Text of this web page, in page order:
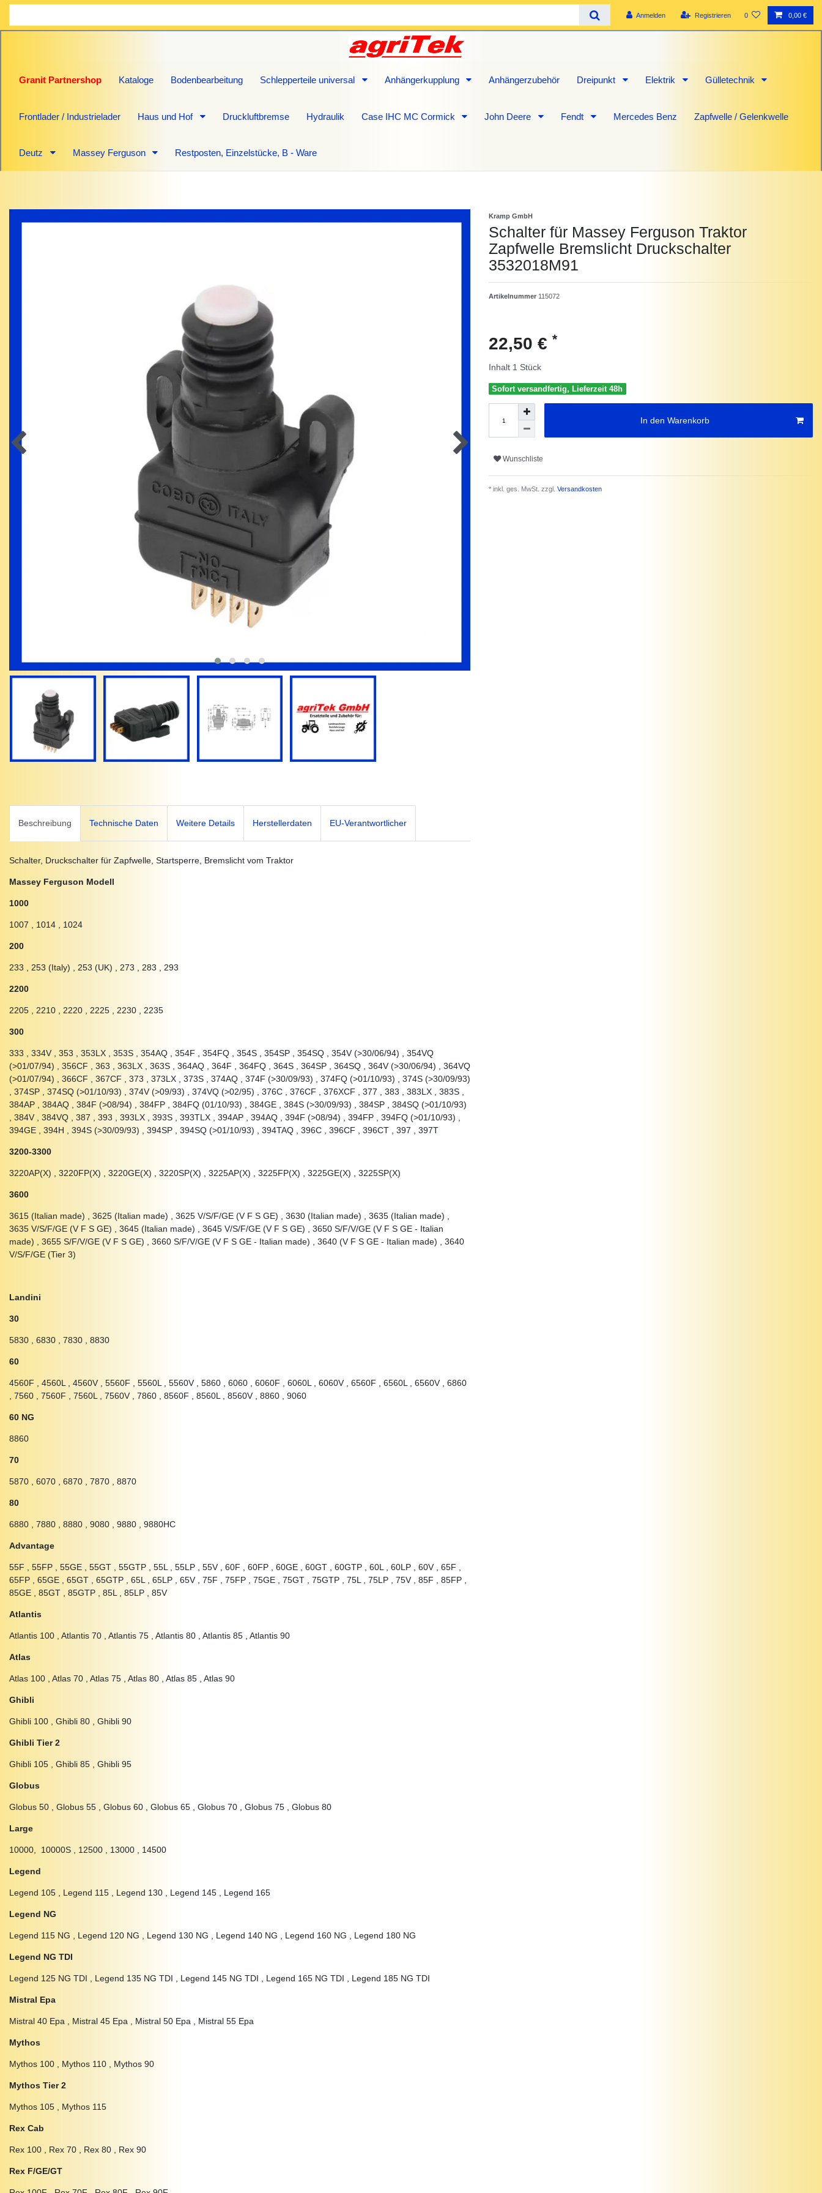
Anmelden Registrieren 0 0,00 €
Granit Partnershop Kataloge Bodenbearbeitung Schlepperteile universal Anhängerkupplung Anhängerzubehör Dreipunkt Elektrik Gülletechnik
Frontlader / Industrielader Haus und Hof Druckluftbremse Hydraulik Case IHC MC Cormick John Deere Fendt Mercedes Benz Zapfwelle / Gelenkwelle
Deutz Massey Ferguson Restposten, Einzelstücke, B - Ware
Kramp GmbH
Schalter für Massey Ferguson Traktor
Zapfwelle Bremslicht Druckschalter
3532018M91
Artikelnummer 115072
22,50 € *
Inhalt 1 Stück
Sofort versandfertig, Lieferzeit 48h
In den Warenkorb
Wunschliste
* inkl. ges. MwSt. zzgl. Versandkosten
Beschreibung Technische Daten Weitere Details Herstellerdaten EU-Verantwortlicher
Schalter, Druckschalter für Zapfwelle, Startsperre, Bremslicht vom Traktor
Massey Ferguson Modell
1000
1007 , 1014 , 1024
200
233 , 253 (Italy) , 253 (UK) , 273 , 283 , 293
2200
2205 , 2210 , 2220 , 2225 , 2230 , 2235
300
333 , 334V , 353 , 353LX , 353S , 354AQ , 354F , 354FQ , 354S , 354SP , 354SQ , 354V (>30/06/94) , 354VQ
(>01/07/94) , 356CF , 363 , 363LX , 363S , 364AQ , 364F , 364FQ , 364S , 364SP , 364SQ , 364V (>30/06/94) , 364VQ
(>01/07/94) , 366CF , 367CF , 373 , 373LX , 373S , 374AQ , 374F (>30/09/93) , 374FQ (>01/10/93) , 374S (>30/09/93)
, 374SP , 374SQ (>01/10/93) , 374V (>09/93) , 374VQ (>02/95) , 376C , 376CF , 376XCF , 377 , 383 , 383LX , 383S ,
384AP , 384AQ , 384F (>08/94) , 384FP , 384FQ (01/10/93) , 384GE , 384S (>30/09/93) , 384SP , 384SQ (>01/10/93)
, 384V , 384VQ , 387 , 393 , 393LX , 393S , 393TLX , 394AP , 394AQ , 394F (>08/94) , 394FP , 394FQ (>01/10/93) ,
394GE , 394H , 394S (>30/09/93) , 394SP , 394SQ (>01/10/93) , 394TAQ , 396C , 396CF , 396CT , 397 , 397T
3200-3300
3220AP(X) , 3220FP(X) , 3220GE(X) , 3220SP(X) , 3225AP(X) , 3225FP(X) , 3225GE(X) , 3225SP(X)
3600
3615 (Italian made) , 3625 (Italian made) , 3625 V/S/F/GE (V F S GE) , 3630 (Italian made) , 3635 (Italian made) ,
3635 V/S/F/GE (V F S GE) , 3645 (Italian made) , 3645 V/S/F/GE (V F S GE) , 3650 S/F/V/GE (V F S GE - Italian
made) , 3655 S/F/V/GE (V F S GE) , 3660 S/F/V/GE (V F S GE - Italian made) , 3640 (V F S GE - Italian made) , 3640
V/S/F/GE (Tier 3)
Landini
30
5830 , 6830 , 7830 , 8830
60
4560F , 4560L , 4560V , 5560F , 5560L , 5560V , 5860 , 6060 , 6060F , 6060L , 6060V , 6560F , 6560L , 6560V , 6860
, 7560 , 7560F , 7560L , 7560V , 7860 , 8560F , 8560L , 8560V , 8860 , 9060
60 NG
8860
70
5870 , 6070 , 6870 , 7870 , 8870
80
6880 , 7880 , 8880 , 9080 , 9880 , 9880HC
Advantage
55F , 55FP , 55GE , 55GT , 55GTP , 55L , 55LP , 55V , 60F , 60FP , 60GE , 60GT , 60GTP , 60L , 60LP , 60V , 65F ,
65FP , 65GE , 65GT , 65GTP , 65L , 65LP , 65V , 75F , 75FP , 75GE , 75GT , 75GTP , 75L , 75LP , 75V , 85F , 85FP ,
85GE , 85GT , 85GTP , 85L , 85LP , 85V
Atlantis
Atlantis 100 , Atlantis 70 , Atlantis 75 , Atlantis 80 , Atlantis 85 , Atlantis 90
Atlas
Atlas 100 , Atlas 70 , Atlas 75 , Atlas 80 , Atlas 85 , Atlas 90
Ghibli
Ghibli 100 , Ghibli 80 , Ghibli 90
Ghibli Tier 2
Ghibli 105 , Ghibli 85 , Ghibli 95
Globus
Globus 50 , Globus 55 , Globus 60 , Globus 65 , Globus 70 , Globus 75 , Globus 80
Large
10000, 10000S , 12500 , 13000 , 14500
Legend
Legend 105 , Legend 115 , Legend 130 , Legend 145 , Legend 165
Legend NG
Legend 115 NG , Legend 120 NG , Legend 130 NG , Legend 140 NG , Legend 160 NG , Legend 180 NG
Legend NG TDI
Legend 125 NG TDI , Legend 135 NG TDI , Legend 145 NG TDI , Legend 165 NG TDI , Legend 185 NG TDI
Mistral Epa
Mistral 40 Epa , Mistral 45 Epa , Mistral 50 Epa , Mistral 55 Epa
Mythos
Mythos 100 , Mythos 110 , Mythos 90
Mythos Tier 2
Mythos 105 , Mythos 115
Rex Cab
Rex 100 , Rex 70 , Rex 80 , Rex 90
Rex F/GE/GT